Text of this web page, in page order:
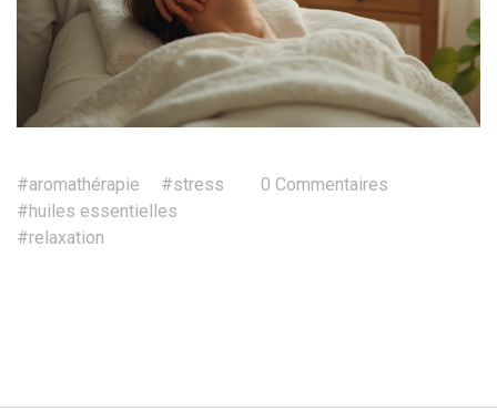
#aromathérapie
#stress
#huiles essentielles
#relaxation
0 Commentaires